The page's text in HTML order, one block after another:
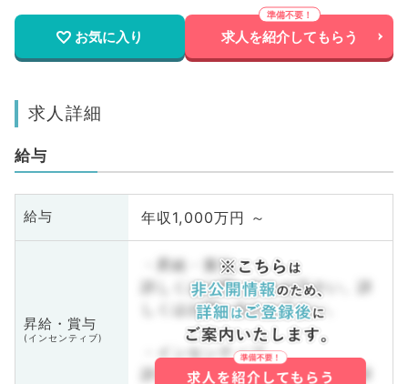
お気に入り 求人を紹介してもらう
求人詳細
給与
給与 年収1,000万円 ～
昇給・賞与
(インセンティブ)
・昇給・賞与
詳しくはお問い合わせ下さい。詳
しくはお問い合わせ下さい。
・インセンティブ
詳しくはお問い合わせ下さい。詳